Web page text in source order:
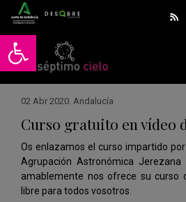
Abrir barra de herramientas
02 Abr 2020. Andalucía
Curso gratuito en vídeo
Os enlazamos el curso impartido
Agrupación Astronómica Jerezana
amablemente nos ofrece su curso
libre para todos vosotros.